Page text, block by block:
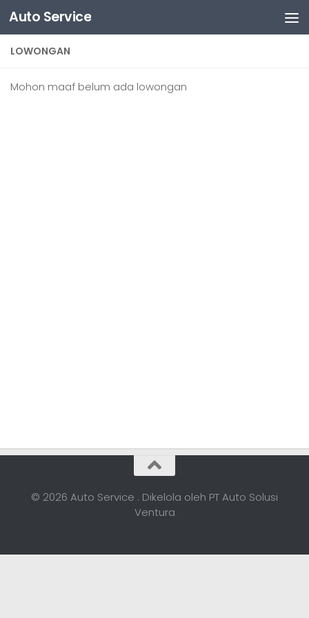
Skip to content
Auto Service
LOWONGAN
Mohon maaf belum ada lowongan
© 2026 Auto Service . Dikelola oleh PT Auto Solusi
Ventura